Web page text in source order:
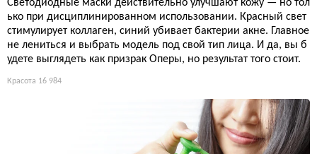
Светодиодные маски действительно улучшают кожу — но тол
ько при дисциплинированном использовании. Красный свет
стимулирует коллаген, синий убивает бактерии акне. Главное
не лениться и выбрать модель под свой тип лица. И да, вы б
удете выглядеть как призрак Оперы, но результат того стоит.
Красота 16 984